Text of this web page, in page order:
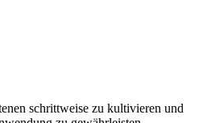
schrittweise zu kultivieren und